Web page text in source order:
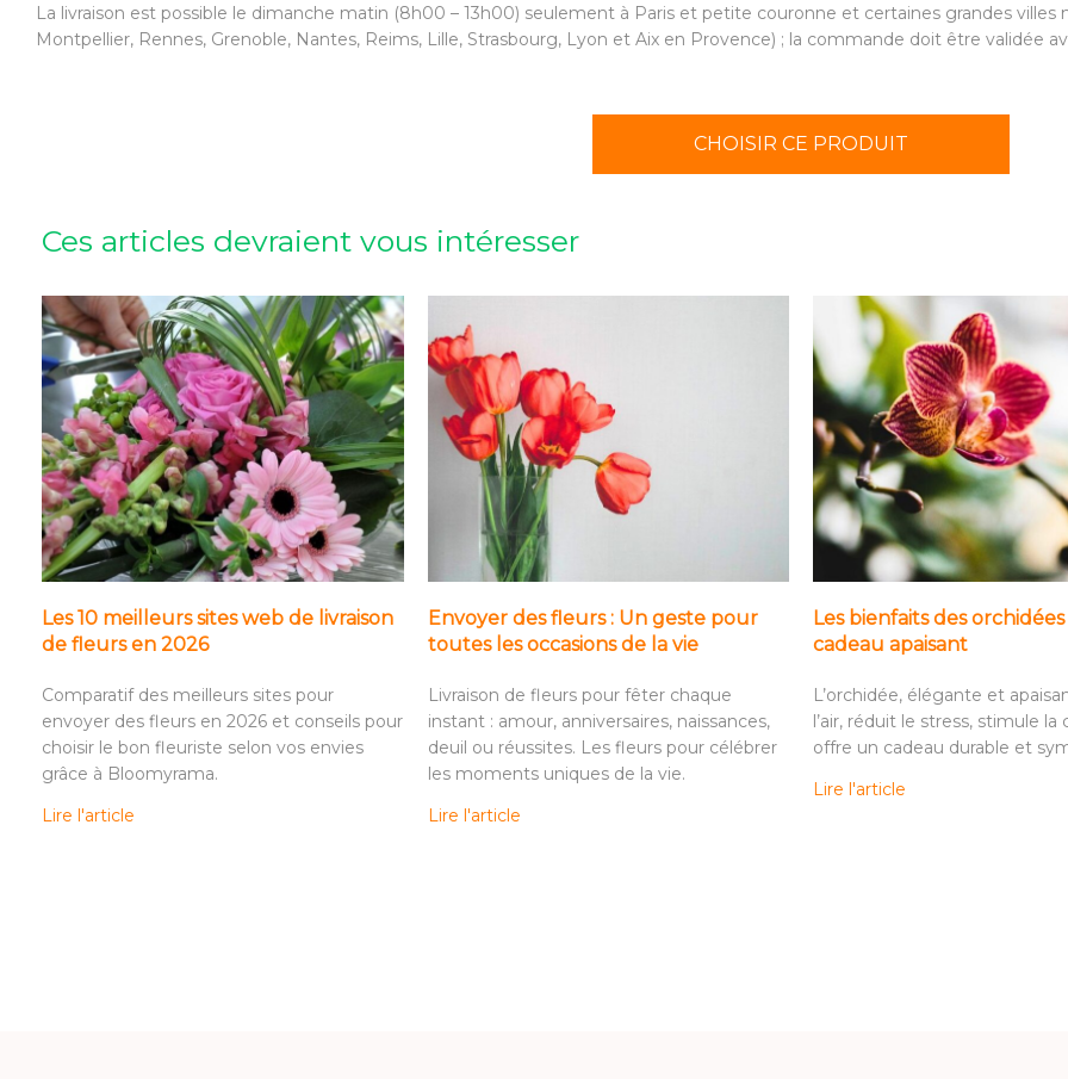
La livraison est possible le dimanche matin (8h00 – 13h00) seulement à Paris et petite couronne et certaines grandes villes
Montpellier, Rennes, Grenoble, Nantes, Reims, Lille, Strasbourg, Lyon et Aix en Provence) ; la commande doit être validée
CHOISIR CE PRODUIT
Ces articles devraient vous intéresser
Les 10 meilleurs sites web de livraison
de fleurs en 2026
Comparatif des meilleurs sites pour
envoyer des fleurs en 2026 et conseils pour
choisir le bon fleuriste selon vos envies
grâce à Bloomyrama.
Lire l'article
Envoyer des fleurs : Un geste pour
toutes les occasions de la vie
Livraison de fleurs pour fêter chaque
instant : amour, anniversaires, naissances,
deuil ou réussites. Les fleurs pour célébrer
les moments uniques de la vie.
Lire l'article
Les bienfaits des orchidées
cadeau apaisant
L’orchidée, élégante et
l’air, réduit le stress, stimule
offre un cadeau durable et
Lire l'article